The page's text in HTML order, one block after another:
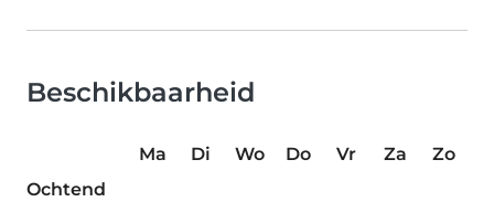
Beschikbaarheid
Ma Di Wo Do Vr Za
Zo
Ochtend